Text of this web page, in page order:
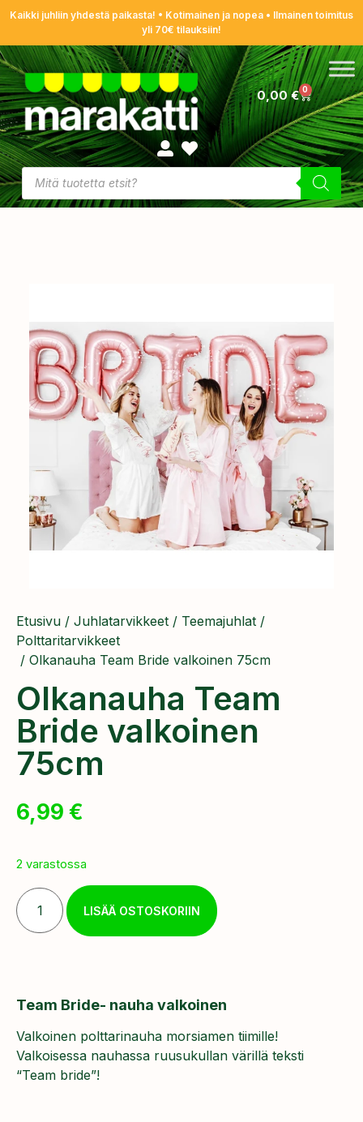
Kaikki juhliin yhdestä paikasta! • Kotimainen ja nopea • Ilmainen toimitus
yli 70€ tilauksiin!
0,00€ 0
Etusivu / Juhlatarvikkeet / Teemajuhlat /
Polttaritarvikkeet
/ ​Olkanauha Team Bride valkoinen 75cm
​Olkanauha Team
Bride valkoinen
75cm
6,99 €
2 varastossa
LISÄÄ OSTOSKORIIN
Team Bride- nauha valkoinen
Valkoinen polttarinauha morsiamen tiimille!
Valkoisessa nauhassa ruusukullan värillä teksti
“Team bride”!